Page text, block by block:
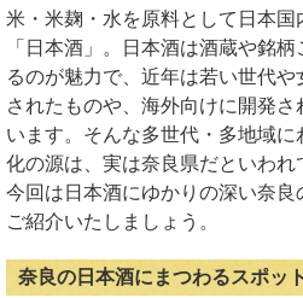
米・米麹・水を原料として日本国
「日本酒」。日本酒は酒蔵や銘
るのが魅力で、近年は若い世代
されたものや、海外向けに開発
います。そんな多世代・多地域
化の源は、実は奈良県だといわれ
今回は日本酒にゆかりの深い奈
ご紹介いたしましょう。
奈良の日本酒にまつわるスポッ